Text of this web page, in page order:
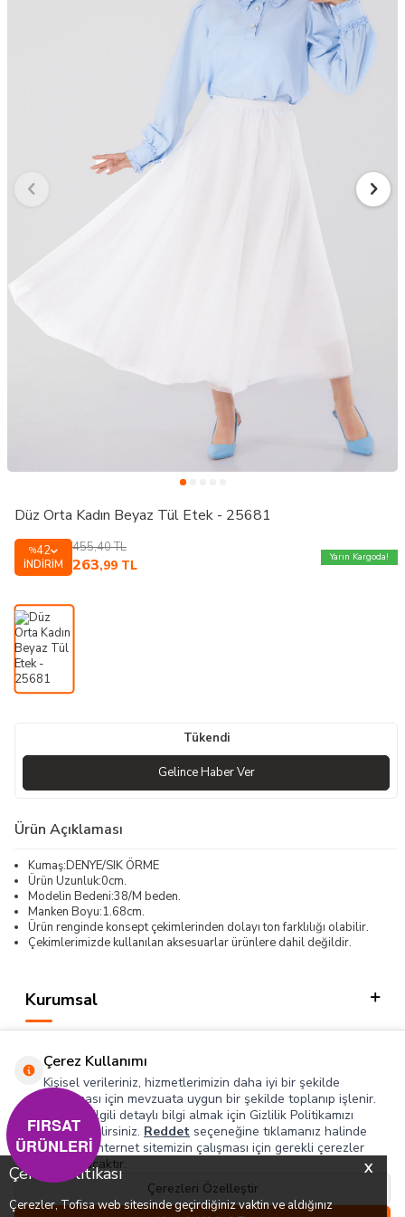
X
Çerez Politikası
Çerezler, Tofisa web sitesinde geçirdiğiniz vaktin ve aldığınız
0
Düz Orta Kadın Beyaz Tül Etek - 25681
%42
İNDIRIM
455,40TL
263,99 TL
Yarın Kargoda!
Tükendi
Gelince Haber Ver
Ürün Açıklaması
Kumaş:DENYE/SIK ÖRME
Ürün Uzunluk:0cm.
Modelin Bedeni:38/M beden.
Manken Boyu:1.68cm.
Ürün renginde konsept çekimlerinden dolayı ton farklılığı olabilir.
Çekimlerimizde kullanılan aksesuarlar ürünlere dahil değildir.
Kurumsal
Hızlı Erişim
Sosyal
Adres & İletişim
Çerez Kullanımı
Kişisel verileriniz, hizmetlerimizin daha iyi bir şekilde
sunulması için mevzuata uygun bir şekilde toplanıp işlenir.
Konuyla ilgili detaylı bilgi almak için Gizlilik Politikamızı
inceleyebilirsiniz. Reddet seçeneğine tıklamanız halinde
yalnızca internet sitemizin çalışması için gerekli çerezler
kullanılacaktır.
Çerezleri Özelleştir
FIRSAT
ÜRÜNLERİ